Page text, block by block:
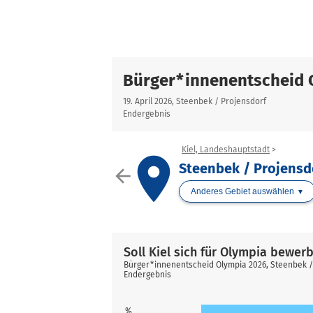
Bürger*innenentscheid
19. April 2026, Steenbek / Projensdorf
Endergebnis
arrow_backplace
Kiel, Landeshauptstadt
Steenbek /
Anderes Gebiet auswählen
%
Soll Kiel sich für Olympia
Bürger*innenentscheid Olympia 2026, Steenbek
Endergebnis